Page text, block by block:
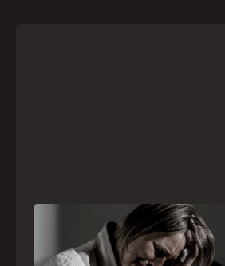
Crise psiquiátrica é urgência
como o SAMU atua nesses